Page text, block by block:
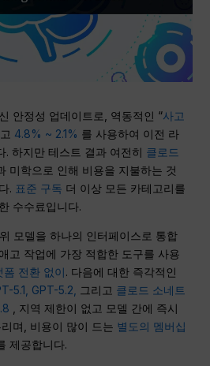
안정성 업데이트로, 역동적인 “사고
4.8% ~ 2.1% 를 사용하여 이전 라
. 하지만 테스트 결과 여전히 클로드
미학으로 인해 비용을 지불하는 것
. 표준 구독 더 이상 모든 카테고리를
수수료입니다.
모델을 하나의 인터페이스로 통합
고 작업에 가장 적합한 도구를 사용
폼 전환 없이. 다음에 대한 즉각적인
5.1, GPT-5.2, 그리고 클로드 소네트
, 지역 제한이 없고 모델 간에 즉시
며, 비용이 많이 드는 별도의 멤버십
제공합니다.